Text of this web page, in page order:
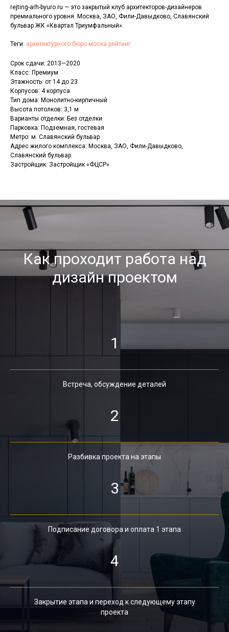
rejting-arh-byuro.ru — это закрытый клуб архитекторов-дизайнеров
премиального уровня. Москва, ЗАО, Фили-Давыдково, Славянский
бульвар ЖК «Квартал Триумфальный».
Теги: архитектурного бюро моска рейтинг
Срок сдачи: 2013—2020
Класс: Премиум
Этажность: от 14 до 23
Корпусов: 4 корпуса
Тип дома: Монолитно-кирпичный
Высота потолков: 3,1 м
Варианты отделки: Без отделки
Парковка: Подземная, гостевая
Метро: м. Славянский бульвар
Адрес жилого комплекса: Москва, ЗАО, Фили-Давыдково,
Славянский бульвар
Застройщик: Застройщик «ФЦСР»
Как проходит работа над
дизайн проектом
1
Встреча, обсуждение деталей
2
Разбивка проекта на этапы
3
Подписание договора и оплата 1 этапа
4
Закрытие этапа и переход к следующему этапу
проекта